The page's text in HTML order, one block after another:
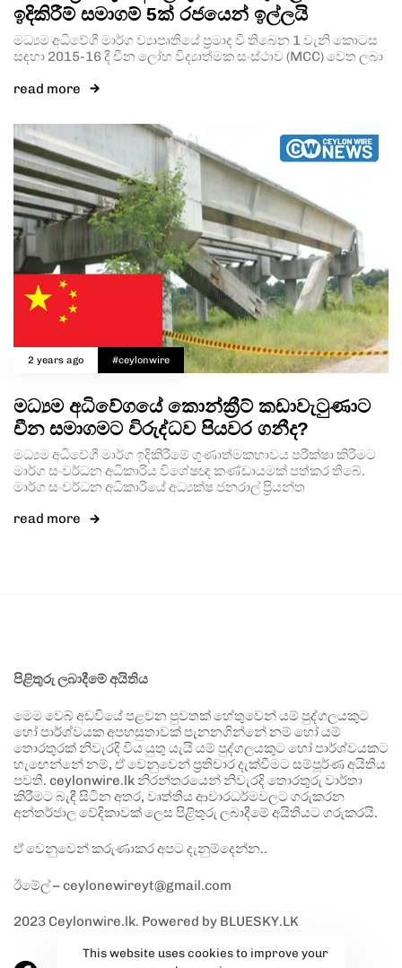
ඉදිකිරීම් සමාගම් 5ක් රජයෙන් ඉල්ලයි
මධ්‍යම අධිවේගී මාර්ග ව්‍යාපෘතියේ ප්‍රමාද වී තිබෙන 1 වැනි කොටස
සඳහා 2015-16 දී චීන ලෝහ විද්‍යාත්මක සංස්ථාව (MCC) වෙත ලබා
read more
2 years ago #ceylonwire
මධ්‍යම අධිවේගයේ කොන්ක්‍රීට් කඩාවැටුණාට
චීන සමාගමට විරුද්ධව පියවර ගනීද?
මධ්‍යම අධිවේගී මාර්ග ඉදිකිරීමේ ගුණාත්මකභාවය පරීක්ෂා කිරීමට
මාර්ග සංවර්ධන අධිකාරිය විශේෂඥ කණ්ඩායමක් පත්කර තිබේ.
මාර්ග සංවර්ධන අධිකාරියේ අධ්‍යක්ෂ ජනරාල් ප්‍රියන්ත
read more
පිළිතුරු ලබාදීමේ අයිතිය
මෙම වෙබ් අඩවියේ පළවන පුවතක් හේතුවෙන් යම් පුද්ගලයකුට
හෝ පාර්ශ්වයක අපහසුතාවක් පැනනගින්නේ නම් හෝ යම්
තොරතුරක් නිවැරදි විය යුතු යැයි යම් පුද්ගලයකුට හෝ පාර්ශ්වයකට
හැඟෙන්නේ නම්, ඒ වෙනුවෙන් ප්‍රතිචාර දැක්වීමට සම්පූර්ණ අයිතිය
පවතී. ceylonwire.lk නිරන්තරයෙන් නිවැරදි තොරතුරු වාර්තා
කිරීමට බැඳී සිටින අතර, වෘත්තීය ආචාරධර්මවලට ගරුකරන
අන්තර්ජාල වේදිකාවක් ලෙස පිළිතුරු ලබාදීමේ අයිතියට ගරුකරයි.
ඒ වෙනුවෙන් කරුණාකර අපට දැනුම්දෙන්න..
ඊමේල් – ceylonewireyt@gmail.com
2023 Ceylonwire.lk. Powered by BLUESKY.LK
This website uses cookies to improve your